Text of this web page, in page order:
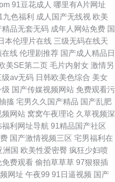
91豆花成人 哪里有A片网址
九色福利 成人国产无线视 欧美
精品无套无码 成年人网站免费 国
本伦理片在线 三级无码在线天
在线 伦理剧推荐 国产成人精品日
美SE第二页 毛片内射女 激情另
级av无码 日韩欧美色综合 美女
级 国产传媒视频网站 免费观看污
搐 宅男久久国产精品 国产乱肥
频网站 窝窝午夜理论 久草视频深
福利网址导航 91精品国产社区
国产激情视频三区 宅男福利在
洲国 欧美性爱密臀 疯狂少妇喷
免费观看 偷拍草草草 97狠狠插
网址 午夜99 91日逼视频 国产